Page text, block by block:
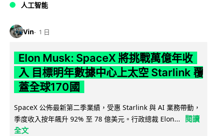
人工智能
Vin 1 日
Elon Musk: SpaceX 將挑戰萬億年收
入 目標明年數據中心上太空 Starlink 覆
蓋全球170國
SpaceX 公佈最新第二季業績，受惠 Starlink 與 AI 業務帶動，
季度收入按年飆升 92% 至 78 億美元。行政總裁 Elon...
閱讀
全文